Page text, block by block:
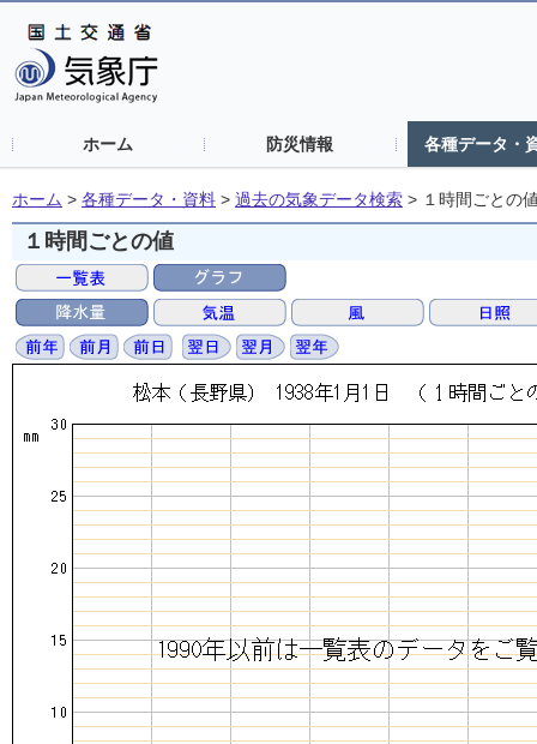
ホーム 防災情報 各種データ・
ホーム > 各種データ・資料 > 過去の気象データ検索 > １時間ごとの
１時間ごとの値